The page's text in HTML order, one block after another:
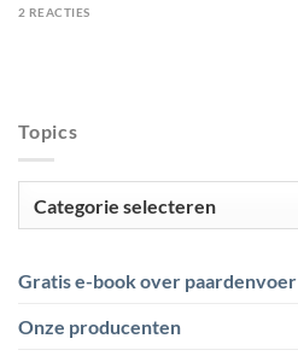
2 REACTIES
Topics
Gratis e-book over paardenvoer
Onze producenten